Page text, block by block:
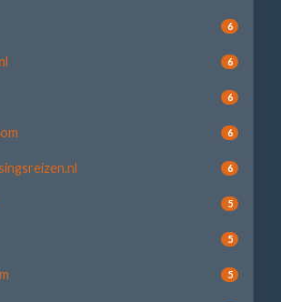
6
6
6
6
6
5
5
5